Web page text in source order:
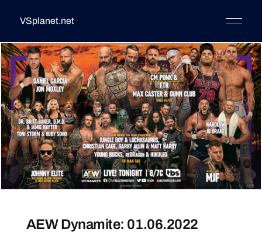
VSplanet.net
AEW Dynamite: 01.06.2022